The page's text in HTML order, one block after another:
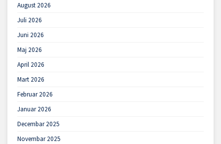
August 2026
Juli 2026
Juni 2026
Maj 2026
April 2026
Mart 2026
Februar 2026
Januar 2026
Decembar 2025
Novembar 2025